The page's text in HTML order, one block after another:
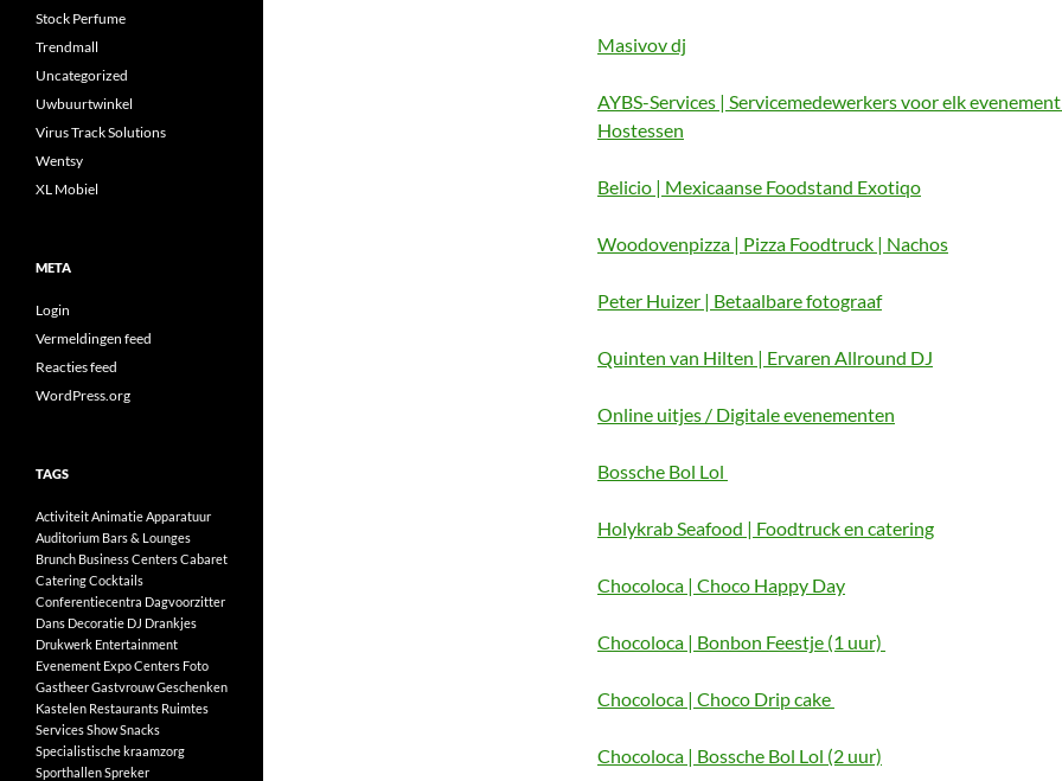
Masivov dj
AYBS-Services | Servicemedewerkers voor elk
Hostessen
Belicio | Mexicaanse Foodstand Exotiqo
Woodovenpizza | Pizza Foodtruck | Nachos
Peter Huizer | Betaalbare fotograaf
Quinten van Hilten | Ervaren Allround DJ
Online uitjes / Digitale evenementen
Bossche Bol Lol
Holykrab Seafood | Foodtruck en catering
Chocoloca | Choco Happy Day
Chocoloca | Bonbon Feestje (1 uur)
Chocoloca | Choco Drip cake
Chocoloca | Bossche Bol Lol (2 uur)
Stock Perfume
Trendmall
Uncategorized
Uwbuurtwinkel
Virus Track Solutions
Wentsy
XL Mobiel
META
Login
Vermeldingen feed
Reacties feed
WordPress.org
TAGS
ActiviteitAnimatieApparatuur
Auditorium Bars & Lounges
Brunch Business CentersCabaret
CateringCocktails
Conferentiecentra Dagvoorzitter
Dans Decoratie DJ Drankjes
Drukwerk Entertainment
Evenement Expo Centers Foto
GastheerGastvrouwGeschenken
Kastelen Restaurants Ruimtes
ServicesShowSnacks
Specialistische kraamzorg
SporthallenSpreker